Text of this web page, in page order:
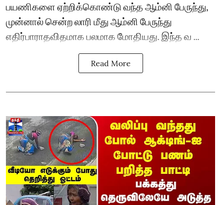
பயணிகளை ஏற்றிக்கொண்டு வந்த ஆம்னி பேருந்து,
முன்னால் சென்ற லாரி மீது ஆம்னி பேருந்து
எதிர்பாராதவிதமாக பலமாக மோதியது. இந்த வ ...
Read More